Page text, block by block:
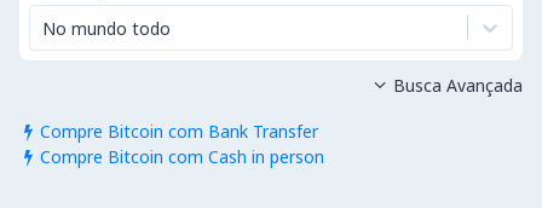
No mundo todo
 Compre Bitcoin com Bank Transfer
 Compre Bitcoin com Cash in person
 Busca Avançada